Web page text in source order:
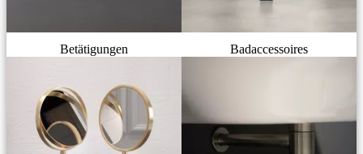
Betätigungen Badaccessoires